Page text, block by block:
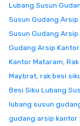
Lubang Susun
Susun Gudang
Susun Gudang Arsip
Gudang Arsip
Kantor Mataram,
Maybrat, rak besi
Besi Siku Lubang
lubang susun
gudang arsip kantor